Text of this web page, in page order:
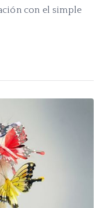
con el simple